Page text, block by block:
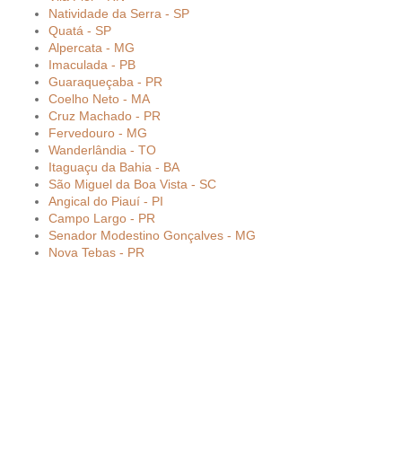
Natividade da Serra - SP
Quatá - SP
Alpercata - MG
Imaculada - PB
Guaraqueçaba - PR
Coelho Neto - MA
Cruz Machado - PR
Fervedouro - MG
Wanderlândia - TO
Itaguaçu da Bahia - BA
São Miguel da Boa Vista - SC
Angical do Piauí - PI
Campo Largo - PR
Senador Modestino Gonçalves - MG
Nova Tebas - PR